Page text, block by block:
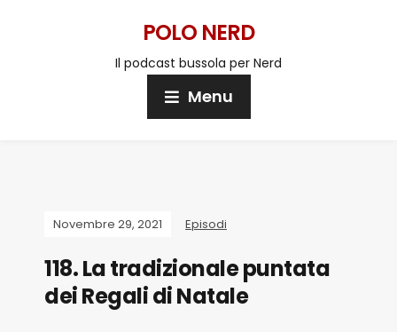
POLO NERD
Il podcast bussola per Nerd
Menu
Novembre 29, 2021 Episodi
118. La tradizionale puntata
dei Regali di Natale